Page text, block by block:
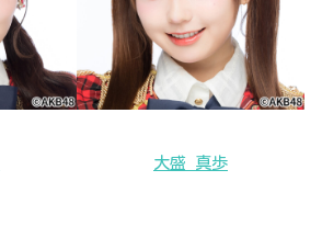
大盛 真歩